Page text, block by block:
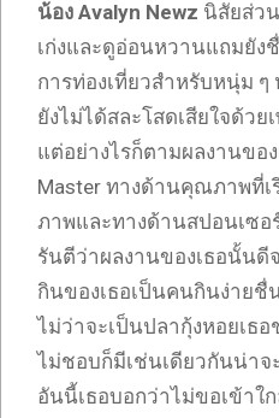
น้อง Avalyn Newz นิสัยส่ว
เก่งและดูอ่อนหวานแถมยัง
การท่องเที่ยวสำหรับหนุ่ม
ยังไม่ได้สละโสดเสียใจด้วย
แต่อย่างไรก็ตามผลงานขอ
Master ทางด้านคุณภาพที่เ
ภาพและทางด้านสปอนเซอ
รันตีว่าผลงานของเธอนั้นดี
กินของเธอเป็นคนกินง่ายชื่
ไม่ว่าจะเป็นปลากุ้งหอยเธ
ไม่ชอบก็มีเช่นเดียวกันน่าจ
อันนี้เธอบอกว่าไม่ขอเข้าใ